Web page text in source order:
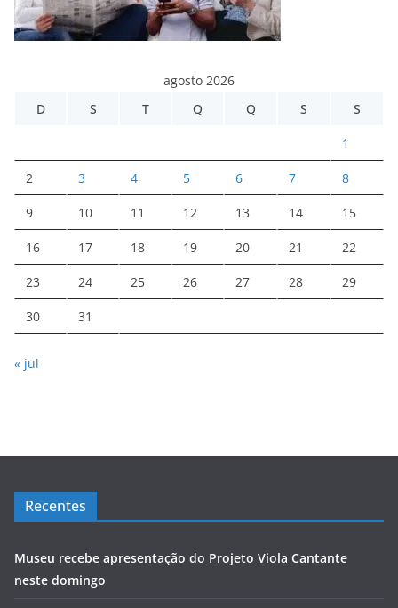
agosto 2026
D
S T Q Q S S
1
2 3 4 5 6 7 8
9 10 11 12 13 14 15
16 17 18 19 20 21 22
23 24 25 26 27 28 29
30 31
« jul
Recentes
Museu recebe apresentação do Projeto Viola Cantante
neste domingo